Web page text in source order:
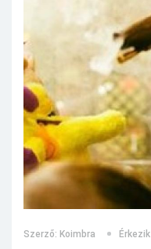
Szerző: Koimbra Érkezik